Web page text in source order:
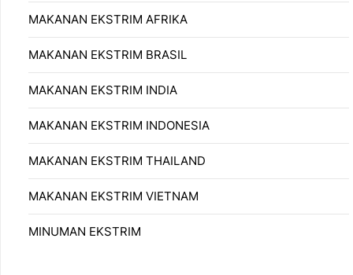
MAKANAN EKSTRIM AFRIKA
MAKANAN EKSTRIM BRASIL
MAKANAN EKSTRIM INDIA
MAKANAN EKSTRIM INDONESIA
MAKANAN EKSTRIM THAILAND
MAKANAN EKSTRIM VIETNAM
MINUMAN EKSTRIM